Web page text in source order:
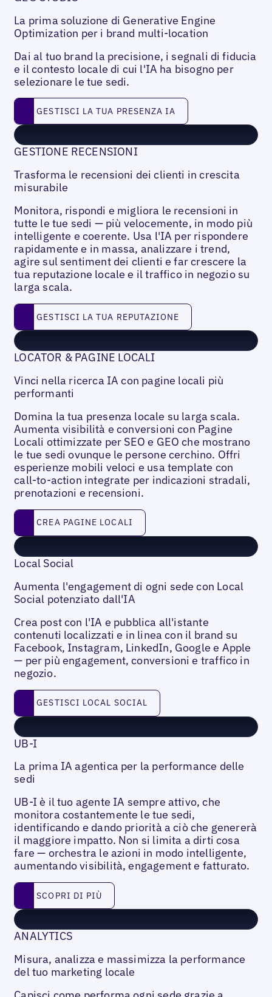
La prima soluzione di Generative Engine
Optimization per i brand multi-location
Dai al tuo brand la precisione, i segnali di fiducia
e il contesto locale di cui l'IA ha bisogno per
selezionare le tue sedi.
Gestisci la tua presenza IA
GESTISCI LA TUA PRESENZA IA
GESTIONE RECENSIONI
Trasforma le recensioni dei clienti in crescita
misurabile
Monitora, rispondi e migliora le recensioni in
tutte le tue sedi — più velocemente, in modo più
intelligente e coerente. Usa l'IA per rispondere
rapidamente e in massa, analizzare i trend,
agire sul sentiment dei clienti e far crescere la
tua reputazione locale e il traffico in negozio su
larga scala.
Gestisci la tua reputazione
GESTISCI LA TUA REPUTAZIONE
LOCATOR & PAGINE LOCALI
Vinci nella ricerca IA con pagine locali più
performanti
Domina la tua presenza locale su larga scala.
Aumenta visibilità e conversioni con Pagine
Locali ottimizzate per SEO e GEO che mostrano
le tue sedi ovunque le persone cerchino. Offri
esperienze mobili veloci e usa template con
call-to-action integrate per indicazioni stradali,
prenotazioni e recensioni.
Crea pagine locali
CREA PAGINE LOCALI
Local Social
Aumenta l'engagement di ogni sede con Local
Social potenziato dall'IA
Crea post con l'IA e pubblica all'istante
contenuti localizzati e in linea con il brand su
Facebook, Instagram, LinkedIn, Google e Apple
— per più engagement, conversioni e traffico in
negozio.
Gestisci Local Social
GESTISCI LOCAL SOCIAL
UB-I
La prima IA agentica per la performance delle
sedi
UB-I è il tuo agente IA sempre attivo, che
monitora costantemente le tue sedi,
identificando e dando priorità a ciò che genererà
il maggiore impatto. Non si limita a dirti cosa
fare — orchestra le azioni in modo intelligente,
aumentando visibilità, engagement e fatturato.
Scopri di più
SCOPRI DI PIÙ
ANALYTICS
Misura, analizza e massimizza la performance
del tuo marketing locale